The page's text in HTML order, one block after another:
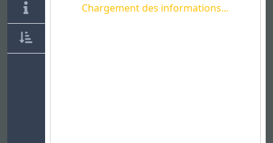
Chargement des informations...